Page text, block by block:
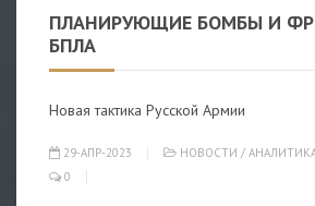
ПЛАНИРУЮЩИЕ БОМБЫ И
БПЛА
Новая тактика Русской Армии
29-АПР-2023 НОВОСТИ /
0